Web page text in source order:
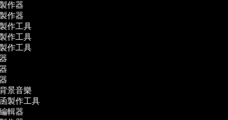
作器
作器
作工具
作工具
作工具
景音樂
製作工具
輯器